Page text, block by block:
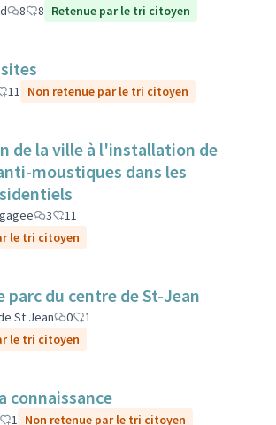
8 8 Retenue par le tri citoyen
11 Non retenue par le tri citoyen
de la ville à l'installation de
moustiques dans les
3
11
le tri citoyen
parc du centre de St-Jean
St Jean 0
1
le tri citoyen
connaissance
1 Non retenue par le tri citoyen